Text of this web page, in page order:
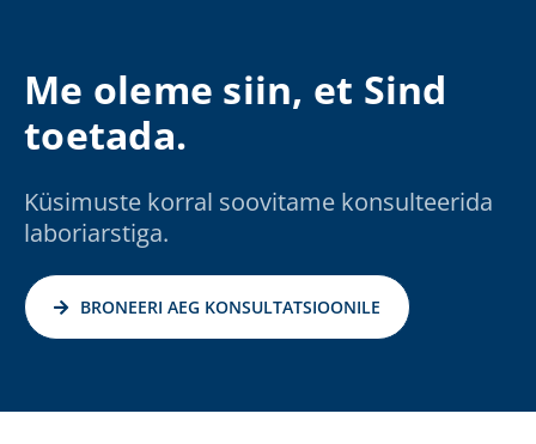
Me oleme siin, et Sind
toetada.
Küsimuste korral soovitame konsulteerida
laboriarstiga.
BRONEERI AEG KONSULTATSIOONILE